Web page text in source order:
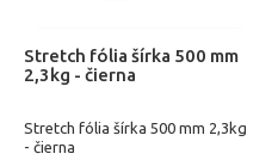
Stretch fólia šírka 500 mm
2,3kg - čierna
Stretch fólia šírka 500 mm 2,3kg
- čierna